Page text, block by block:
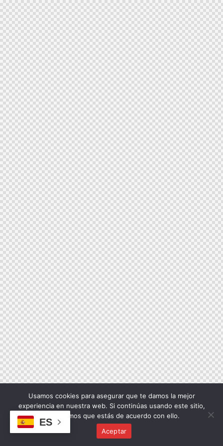
ES
Usamos cookies para asegurar que te damos la mejor
experiencia en nuestra web. Si continúas usando este sitio,
asumiremos que estás de acuerdo con ello.
Aceptar